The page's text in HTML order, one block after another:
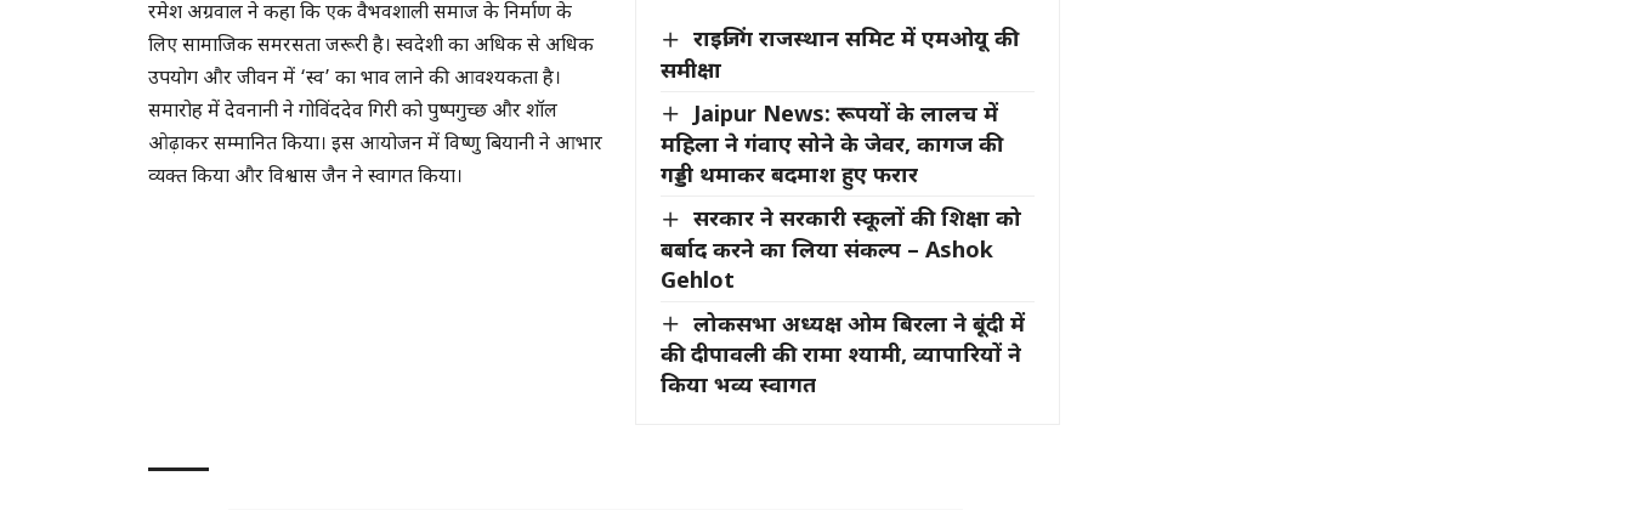
राइजिंग राजस्थान समिट में एमओयू की
समीक्षा
Jaipur News: रूपयों के लालच में
महिला ने गंवाए सोने के जेवर, कागज की
गड्डी थमाकर बदमाश हुए फरार
सरकार ने सरकारी स्कूलों की शिक्षा को
बर्बाद करने का लिया संकल्प – Ashok
Gehlot
लोकसभा अध्यक्ष ओम बिरला ने बूंदी में
की दीपावली की रामा श्यामी, व्यापारियों ने
किया भव्य स्वागत
रमेश अग्रवाल ने कहा कि एक वैभवशाली समाज के निर्माण के
लिए सामाजिक समरसता जरूरी है। स्वदेशी का अधिक से अधिक
उपयोग और जीवन में ‘स्व’ का भाव लाने की आवश्यकता है।
समारोह में देवनानी ने गोविंददेव गिरी को पुष्पगुच्छ और शॉल
ओढ़ाकर सम्मानित किया। इस आयोजन में विष्णु बियानी ने आभार
व्यक्त किया और विश्वास जैन ने स्वागत किया।